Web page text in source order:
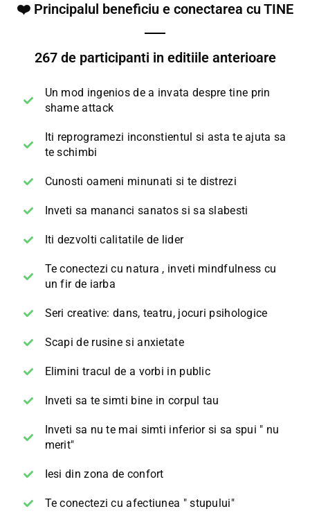
❤️ Principalul beneficiu e conectarea cu TINE
267 de participanti in editiile anterioare
Un mod ingenios de a invata despre tine prin
shame attack
Iti reprogramezi inconstientul si asta te ajuta sa
te schimbi
Cunosti oameni minunati si te distrezi
Inveti sa mananci sanatos si sa slabesti
Iti dezvolti calitatile de lider
Te conectezi cu natura , inveti mindfulness cu
un fir de iarba
Seri creative: dans, teatru, jocuri psihologice
Scapi de rusine si anxietate
Elimini tracul de a vorbi in public
Inveti sa te simti bine in corpul tau
Inveti sa nu te mai simti inferior si sa spui " nu
merit"
Iesi din zona de confort
Te conectezi cu afectiunea " stupului"